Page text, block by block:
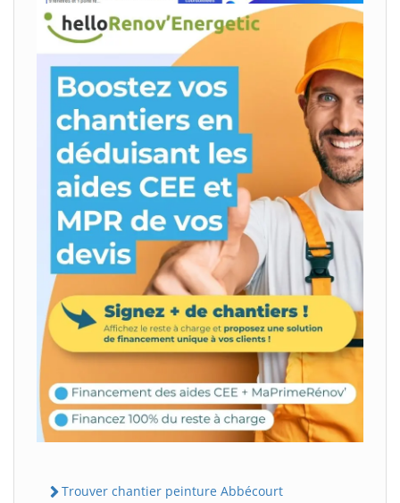
Trouver chantier peinture Abbécourt